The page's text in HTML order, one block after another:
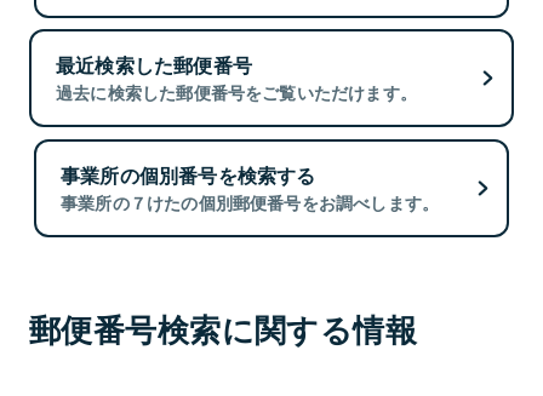
最近検索した郵便番号
過去に検索した郵便番号をご覧いただけます。
事業所の個別番号を検索する
事業所の７けたの個別郵便番号をお調べします。
郵便番号検索に関する情報